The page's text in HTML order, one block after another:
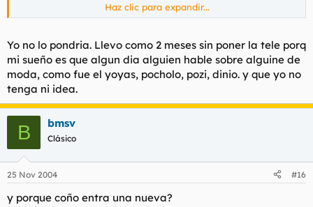
¿QUE ESTAIS HABLANDO DE SALVADOR?....QUE PENA
Haz clic para expandir...
Yo no lo pondria. Llevo como 2 meses sin poner la tele porq
mi sueño es que algun dia alguien hable sobre alguine de
moda, como fue el yoyas, pocholo, pozi, dinio. y que yo no
tenga ni idea.
B bmsv
Clásico
25 Nov 2004 #16
y porque coño entra una nueva?